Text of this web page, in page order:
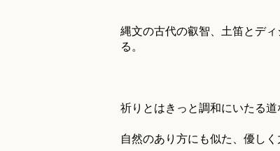
縄文の古代の叡智、土笛とデ
る。
祈りとはきっと調和にいたる道
自然のあり方にも似た、優し